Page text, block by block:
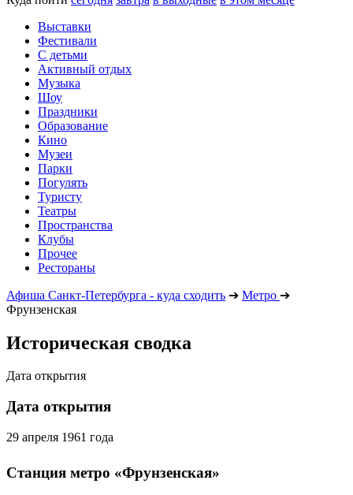
Выставки
Фестивали
С детьми
Активный отдых
Музыка
Шоу
Праздники
Образование
Кино
Музеи
Парки
Погулять
Туристу
Театры
Пространства
Клубы
Прочее
Рестораны
Афиша Санкт-Петербурга - куда сходить ➔ Метро ➔
Фрунзенская
Историческая сводка
Дата открытия
Дата открытия
29 апреля 1961 года
Станция метро «Фрунзенская»